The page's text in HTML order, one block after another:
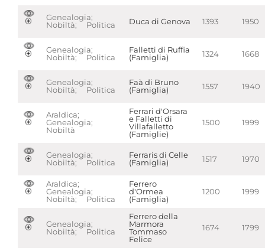
Genealogia;
Nobiltà; Politica
Duca di Genova 1393 1950
Genealogia;
Nobiltà; Politica
Falletti di Ruffia
(Famiglia)
1324 1668
Genealogia;
Nobiltà; Politica
Faà di Bruno
(Famiglia)
1557 1940
Araldica;
Genealogia;
Nobiltà
Ferrari d'Orsara
e Falletti di
Villafalletto
(Famiglie)
1500 1999
Genealogia;
Nobiltà; Politica
Ferraris di Celle
(Famiglia)
1517 1970
Araldica;
Genealogia;
Nobiltà; Politica
Ferrero
d'Ormea
(Famiglia)
1200 1999
Genealogia;
Nobiltà; Politica
Ferrero della
Marmora
Tommaso
Felice
1674 1799